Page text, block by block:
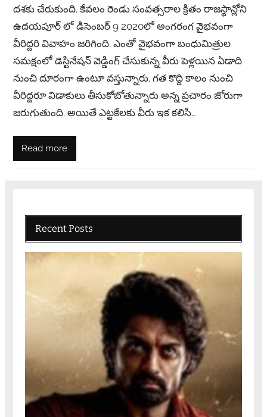
దశకు చేరుకుంది. కేవలం రెండు సంవత్సరాల క్రితం రాజస్థాన్లోని
ఉదయపూర్ లో డిసెంబర్ 9 2020లో అంగరంగ వైభవంగా
వీరిద్దరి వివాహం జరిగింది. ఎంతో వైభవంగా బంధుమిత్రుల
సమక్షంలో డెస్టినేషన్ వెడ్డింగ్ చేసుకున్న వీరు పెళ్లయిన ఏడాది
నుంచి దూరంగా ఉంటూ వస్తున్నారు. గత కొద్ది కాలం నుంచి
వీరిద్దరూ విడాకులు తీసుకోబోతున్నారు అన్న ప్రచారం జోరుగా
జరుగుతుంది. అయితే ఎట్టకేలకు వీరు ఇక కలిసి…
Read more
Recent Posts